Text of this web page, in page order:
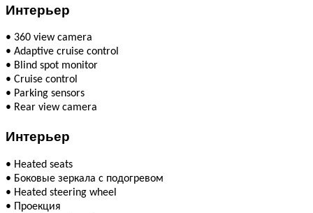
Интерьер
• 360 view camera
• Adaptive cruise control
• Blind spot monitor
• Cruise control
• Parking sensors
• Rear view camera
Интерьер
• Heated seats
• Боковые зеркала с подогревом
• Heated steering wheel
• Проекция